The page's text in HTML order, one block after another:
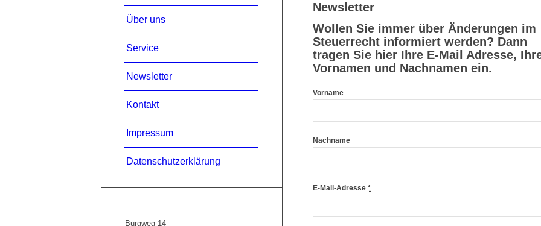
Über uns
Service
Newsletter
Kontakt
Impressum
Datenschutzerklärung
Burgweg 14
Newsletter
Wollen Sie immer über Änderungen im
Steuerrecht informiert werden? Dann
tragen Sie hier Ihre E-Mail Adresse,
Vornamen und Nachnamen ein.
Vorname
Nachname
E-Mail-Adresse *